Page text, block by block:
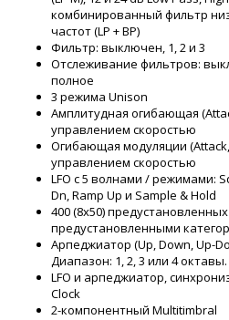
комбинированный фильтр
частот (LP + BP)
Фильтр: выключен, 1, 2 и 3
Отслеживание фильтров:
полное
3 режима Unison
Амплитудная огибающая
управлением скоростью
Огибающая модуляции
управлением скоростью
LFO с 5 волнами / режимами:
Dn, Ramp Up и Sample & Hold
400 (8x50)
предустановленными
Арпеджиатор (Up, Down, Up-
Диапазон: 1, 2, 3 или 4 октавы.
LFO и арпеджиатор,
Clock
2-компонентный Multitimbral